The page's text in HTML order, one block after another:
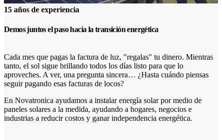
15 años de experiencia
Demos juntos el paso hacia la transición energética
Cada mes que pagas la factura de luz, "regalas" tu dinero. Mientras
tanto, el sol sigue brillando todos los días listo para que lo
aproveches. A ver, una pregunta sincera… ¿Hasta cuándo piensas
seguir pagando esas facturas de locos?
En Novatronica ayudamos a instalar energía solar por medio de
paneles solares a la medida, ayudando a hogares, negocios e
industrias a reducir costos y ganar independencia energética.